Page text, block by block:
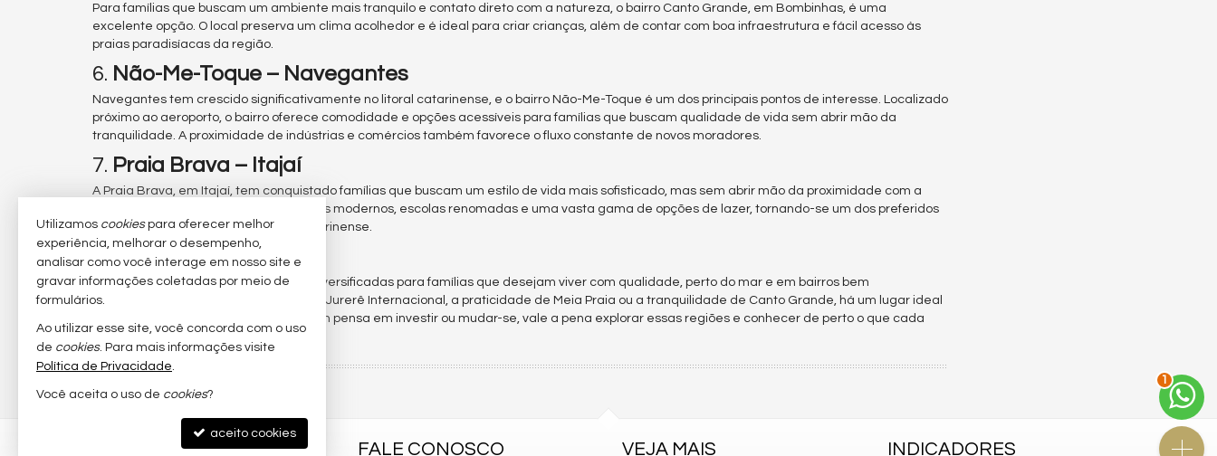
Para famílias que buscam um ambiente mais tranquilo e contato direto com a natureza, o bairro Canto Grande, em Bombinhas, é uma
excelente opção. O local preserva um clima acolhedor e é ideal para criar crianças, além de contar com boa infraestrutura e fácil acesso às
praias paradisíacas da região.
6. Não-Me-Toque – Navegantes
Navegantes tem crescido significativamente no litoral catarinense, e o bairro Não-Me-Toque é um dos principais pontos de interesse. Localizado
próximo ao aeroporto, o bairro oferece comodidade e opções acessíveis para famílias que buscam qualidade de vida sem abrir mão da
tranquilidade. A proximidade de indústrias e comércios também favorece o fluxo constante de novos moradores.
7. Praia Brava – Itajaí
A Praia Brava, em Itajaí, tem conquistado famílias que buscam um estilo de vida mais sofisticado, mas sem abrir mão da proximidade com a
natureza. O bairro combina condomínios modernos, escolas renomadas e uma vasta gama de opções de lazer, tornando-se um dos preferidos
para quem deseja morar no litoral catarinense.
Conclusão
O litoral catarinense oferece opções diversificadas para famílias que desejam viver com qualidade, perto do mar e em bairros bem
estruturados. Seja pela sofisticação de Jurerê Internacional, a praticidade de Meia Praia ou a tranquilidade de Canto Grande, há um lugar ideal
para cada perfil de morador. Para quem pensa em investir ou mudar-se, vale a pena explorar essas regiões e conhecer de perto o que cada
uma tem a oferecer.
ELEGANC IMÓVEIS FALE CONOSCO VEJA MAIS INDICADORES
1
Utilizamos cookiespara oferecer melhor
experiência, melhorar o desempenho,
analisar como você interage em nosso site e
gravar informações coletadas por meio de
formulários.
Ao utilizar esse site, você concorda com o uso
de cookies. Para mais informações visite
Política de Privacidade.
Você aceita o uso de cookies?
aceito cookies